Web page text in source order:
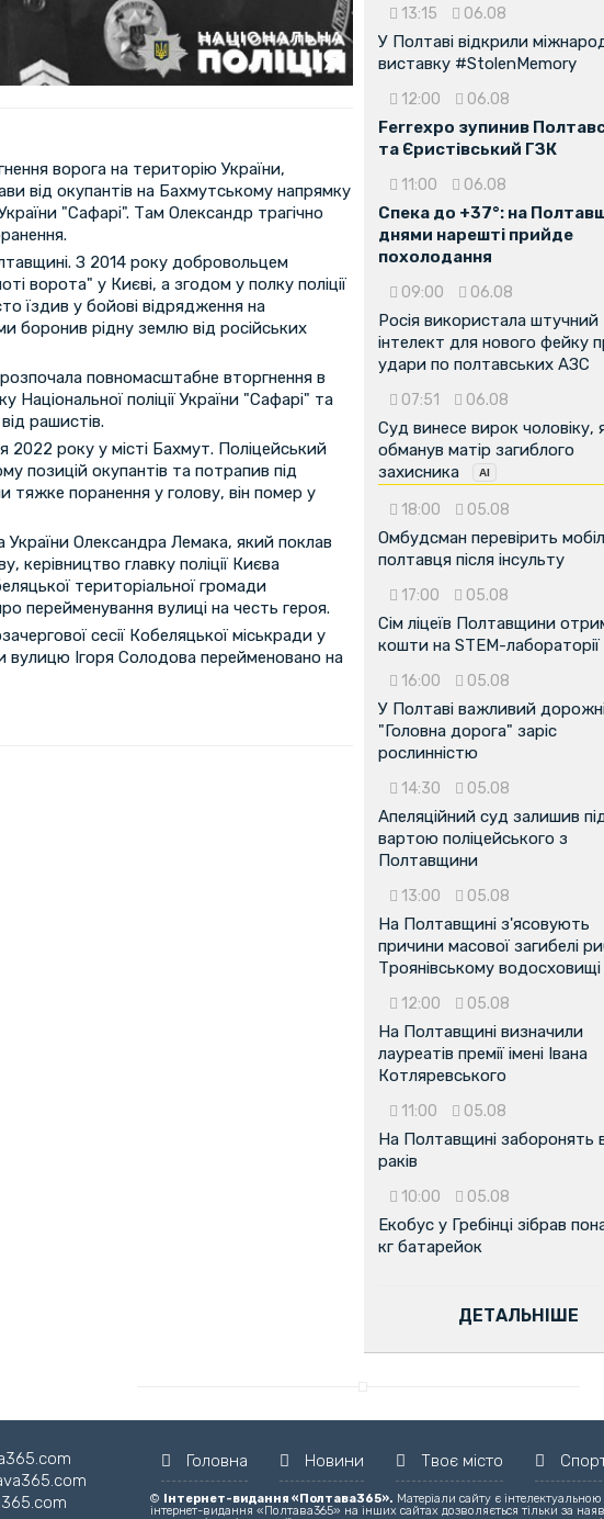
ворога на територію України,
від окупантів на Бахмутському напрямку
"Сафарі". Там Олександр трагічно
З 2014 року добровольцем
ворота" у Києві, а згодом у полку поліції
їздив у бойові відрядження на
боронив рідну землю від російських
повномасштабне вторгнення в
поліції України "Сафарі" та
рашистів.
року у місті Бахмут. Поліцейський
позицій окупантів та потрапив під
тяжке поранення у голову, він помер у
України Олександра Лемака, який поклав
главку поліції Києва
територіальної громади
перейменування вулиці на честь героя.
сесії Кобеляцької міськради у
вулицю Ігоря Солодова перейменовано на
13:15 06.08
У Полтаві відкрили
виставку #StolenMemory
12:00 06.08
Ferrexpo зупинив
та Єристівський ГЗК
11:00 06.08
Спека до +37°: на
днями нарешті прийде
похолодання
09:00 06.08
Росія використала штучний
інтелект для нового фейку
удари по полтавських АЗС
07:51 06.08
Суд винесе вирок чоловіку,
обманув матір загиблого
захисника
18:00 05.08
Омбудсман перевірить
полтавця після інсульту
17:00 05.08
Сім ліцеїв Полтавщини
кошти на STEM-лабораторії
16:00 05.08
У Полтаві важливий
"Головна дорога" заріс
рослинністю
14:30 05.08
Апеляційний суд залишив
вартою поліцейського з
Полтавщини
13:00 05.08
На Полтавщині з'ясовують
причини масової загибелі
Троянівському водосховищі
12:00 05.08
На Полтавщині визначили
лауреатів премії імені Івана
Котляревського
11:00 05.08
На Полтавщині заборонять
раків
10:00 05.08
Екобус у Гребінці зібрав
кг батарейок
ДЕТАЛЬНІШЕ
Головна Новини Твоє місто
© Інтернет-видання «Полтава365». Матеріали сайту є
інтернет-видання «Полтава365» на інших сайтах дозволяється тільки за